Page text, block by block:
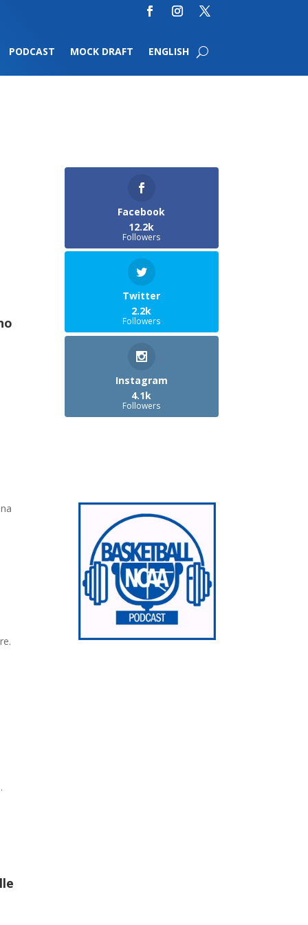
PODCAST MOCK DRAFT ENGLISH
Facebook
12.2k
Followers
Twitter
2.2k
Followers
Instagram
4.1k
Followers